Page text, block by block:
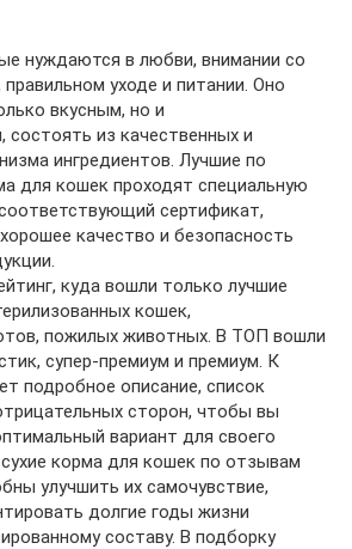
нуждаются в любви, внимании со
уходе и питании. Оно
вкусным, но и
состоять из качественных и
ингредиентов. Лучшие по
для кошек проходят специальную
сертификат,
качество и безопасность
куда вошли только лучшие
кошек,
пожилых животных. В ТОП вошли
супер-премиум и премиум. К
подробное описание, список
сторон, чтобы вы
вариант для своего
корма для кошек по отзывам
улучшить их самочувствие,
долгие годы жизни
составу. В подборку